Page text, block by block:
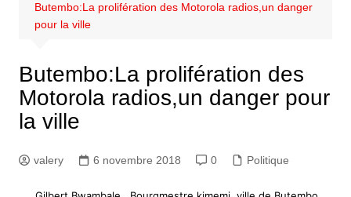
Butembo:La prolifération des Motorola radios,un danger
pour la ville
Butembo:La prolifération des
Motorola radios,un danger pour
la ville
valery 6 novembre 2018 0 Politique